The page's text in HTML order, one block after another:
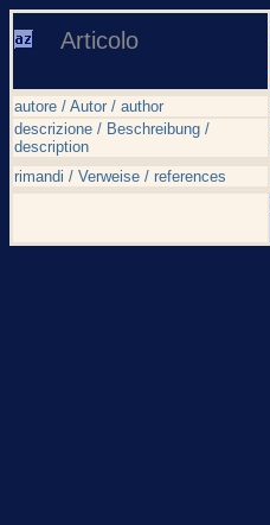
Articolo
autore / Autor / author
descrizione / Beschreibung /
description
rimandi / Verweise / references